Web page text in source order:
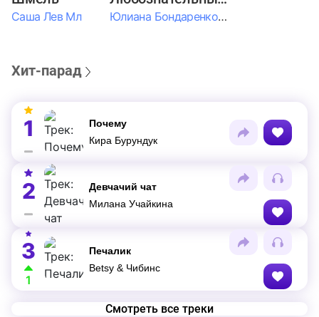
Саша Лев Мл Юлиана Бондаренко & Амелия Колпакова & Егор Егоров & Валерия Шевченко & Ксюша Косичкина
Хит-парад
1
Почему
Кира Бурундук
2
Девчачий чат
Милана Учайкина
3
1
Печалик
Betsy & Чибинс
Смотреть все треки